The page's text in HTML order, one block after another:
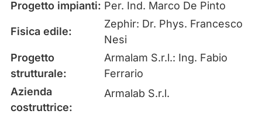
Progetto impianti: Per. Ind. Marco De Pinto
Fisica edile:
Zephir: Dr. Phys. Francesco
Nesi
Progetto
strutturale:
Armalam S.r.l.: Ing. Fabio
Ferrario
Azienda
costruttrice:
Armalab S.r.l.